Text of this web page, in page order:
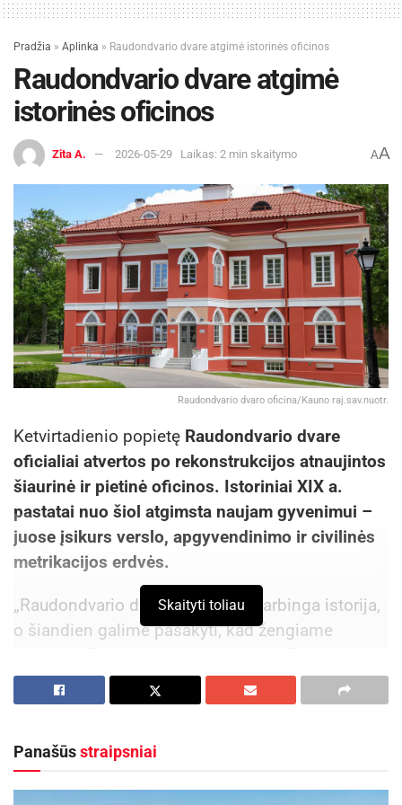
Pradžia » Aplinka » Raudondvario dvare atgimė istorinės oficinos
Raudondvario dvare atgimė
istorinės oficinos
Zita A. 2026-05-29 Laikas: 2 min skaitymo AA
Raudondvario dvaro oficina/Kauno raj.sav.nuotr.
Ketvirtadienio popietę Raudondvario dvare
oficialiai atvertos po rekonstrukcijos atnaujintos
šiaurinė ir pietinė oficinos. Istoriniai XIX a.
pastatai nuo šiol atgimsta naujam gyvenimui –
juose įsikurs verslo, apgyvendinimo ir civilinės
metrikacijos erdvės.
„Raudondvario dvaras pulsuoja garbinga istorija,
o šiandien galime pasakyti, kad žengiame
paskutinį žingsnį įveiklindami visus šio dvaro
pastatus. Džiaugiuosi, kad čia vyks verslo
susitikimai, kultūros renginiai, žmonių šventės, o
žmonių susitikimui“, – sakė Kauno rajono meras
Skaityti toliau
Panašūsstraipsniai